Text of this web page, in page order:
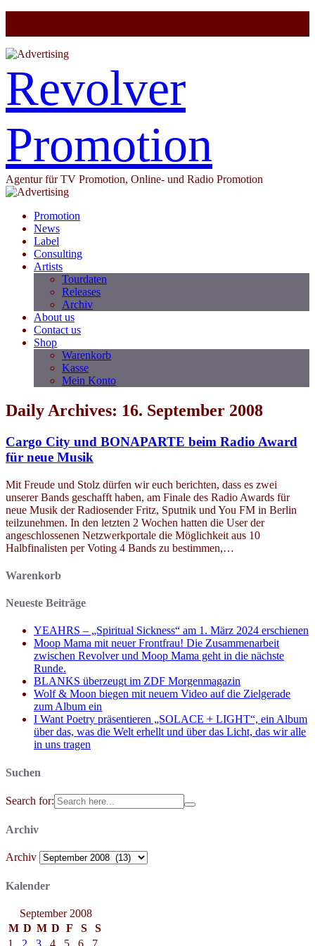
Revolver
Promotion
Agentur für TV Promotion, Online- und Radio Promotion
Promotion
News
Label
Consulting
Artists
Tourdaten
Releases
Archiv
About us
Contact us
Shop
Warenkorb
Kasse
Mein Konto
Daily Archives: 16. September 2008
Cargo City und BONAPARTE beim Radio Award
für neue Musik
Mit Freude und Stolz dürfen wir euch berichten, dass es zwei
unserer Bands geschafft haben, am Finale des Radio Awards für
neue Musik der Radiosender Fritz, Sputnik und You FM in Berlin
teilzunehmen. In den letzten 2 Wochen hatten die User der
angeschlossenen Netzwerkportale die Möglichkeit aus 10
Halbfinalisten per Voting 4 Bands zu bestimmen,…
Warenkorb
Neueste Beiträge
YEAHRS – „Spiritual Sickness“ am 1. März 2024 erschienen
Moop Mama mit neuer Frontfrau! Die Zusammenarbeit
zwischen Revolver und Moop Mama geht in die nächste
Runde.
BLANKS überzeugt im ZDF Morgenmagazin
Wolf & Moon biegen mit neuem Video auf die Zielgerade
zum Album ein
I Want Poetry präsentieren „SOLACE + LIGHT“, ein Album
über das, was die Welt erhellt und über das Licht, das wir alle
in uns tragen
Suchen
Search for:
Archiv
Archiv
Kalender
September 2008
M D M D F S
S
1
2 3 4 5 6 7